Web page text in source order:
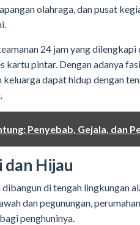
olahraga, dan pusat
24 jam yang
kartu pintar. Dengan adanya
dapat hidup dengan
Penyebab, Gejala, dan
dan Hijau
di tengah lingkungan
dan pegunungan,
penghuninya.